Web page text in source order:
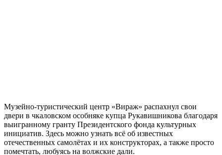
Музейно-туристический центр «Вираж» распахнул свои
двери в чкаловском особняке купца Рукавишникова благодаря
выигранному гранту Президентского фонда культурных
инициатив. Здесь можно узнать всё об известных
отечественных самолётах и их конструкторах, а также просто
помечтать, любуясь на волжские дали.